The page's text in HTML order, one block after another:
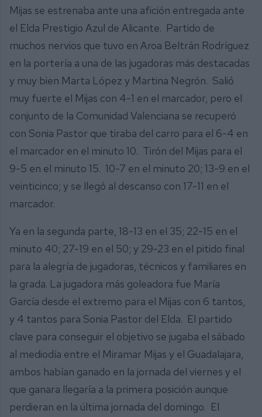
Mijas se estrenaba ante una afición entregada ante
el Elda Prestigio Azul de Alicante. Partido de
muchos nervios que tuvo en Aroa Beltrán Rodríguez
en la portería a una de las jugadoras más destacadas
y muy bien Marta López y Martina Negrón. Salió
muy fuerte el Mijas con 4-1 en el marcador, pero el
conjunto de la Comunidad Valenciana se recuperó
con Sonia Pastor que tiraba del carro para el 6-4 en
el marcador en el minuto 10. Tirón del Mijas para el
9-5 en el minuto 15. 10-7 en el minuto 20; 13-9 en el
veinticinco; y se llegó al descanso con 17-11 en el
marcador.
Ya en la segunda parte, 18-13 en el 35; 22-15 en el
minuto 40; 27-19 en el 50; y 29-23 en el pitido final
para la alegría de jugadoras, técnicos y familiares en
la grada. La jugadora más goleadora fue María
García desde el extremo para el Mijas con 6 tantos,
y 4 tantos para Sonia Pastor del Elda. El partido
clave para conseguir el objetivo se jugaba el sábado
al mediodía entre el Miramar Mijas y el Guadalajara,
ambos habían ganado en la jornada del viernes y el
que ganara llegaría a la primera posición aunque
perdieran en la última jornada del domingo. El